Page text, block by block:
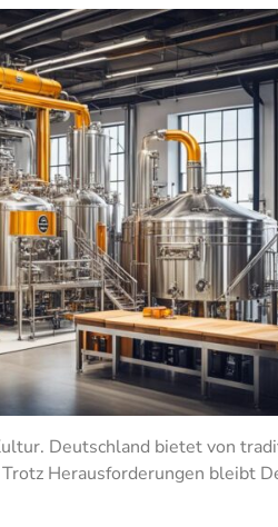
Deutschland bietet von
Herausforderungen bleibt